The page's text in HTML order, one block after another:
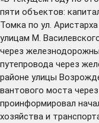
пяти объектов:
Томка по ул.
улицам М.
через
путепровода через
районе улицы
вантового моста
проинформировал
хозяйства и